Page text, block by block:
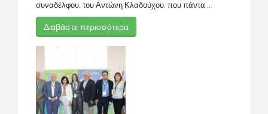
συναδέλφου, του Αντώνη Κλαδούχου, που πάντα ...
Διαβάστε περισσότερα